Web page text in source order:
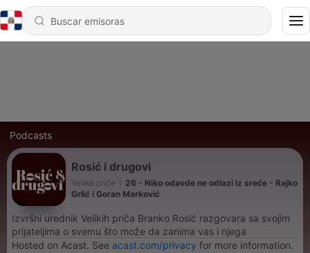
Podcasts
Rosić i drugovi
Velike priče
26 - Niko odavde ne odlazi iz sreće - Rajko
Grlić i Goran Marković
Izvršni urednik Velikih priča Branko Rosić razgovara sa svojim
prijateljima o svemu što može da zanima vas i njega
Hosted on Acast. See acast.com/privacy for more information.